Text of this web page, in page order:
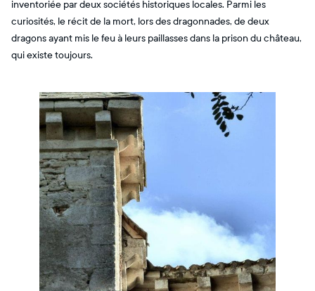
inventoriée par deux sociétés historiques locales. Parmi les
curiosités, le récit de la mort, lors des dragonnades, de deux
dragons ayant mis le feu à leurs paillasses dans la prison du château,
qui existe toujours.